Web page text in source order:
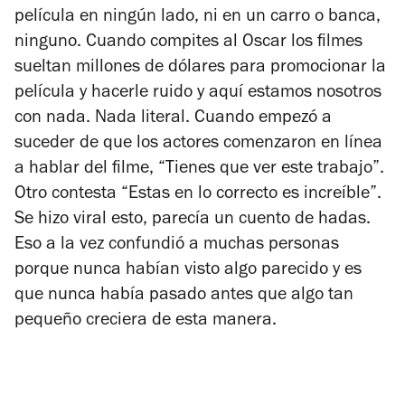
película en ningún lado, ni en un carro o banca,
ninguno. Cuando compites al Oscar los filmes
sueltan millones de dólares para promocionar la
película y hacerle ruido y aquí estamos nosotros
con nada. Nada literal. Cuando empezó a
suceder de que los actores comenzaron en línea
a hablar del filme, “Tienes que ver este trabajo”.
Otro contesta “Estas en lo correcto es increíble”.
Se hizo viral esto, parecía un cuento de hadas.
Eso a la vez confundió a muchas personas
porque nunca habían visto algo parecido y es
que nunca había pasado antes que algo tan
pequeño creciera de esta manera.